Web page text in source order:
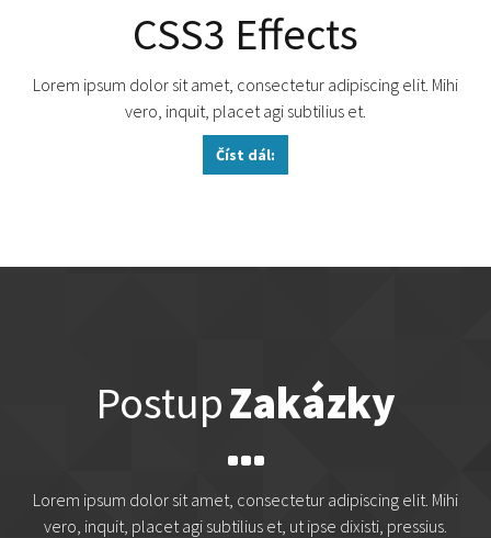
CSS3 Effects
Lorem ipsum dolor sit amet, consectetur adipiscing elit. Mihi
vero, inquit, placet agi subtilius et.
Číst dál:
PostupZakázky
Lorem ipsum dolor sit amet, consectetur adipiscing elit. Mihi
vero, inquit, placet agi subtilius et, ut ipse dixisti, pressius.